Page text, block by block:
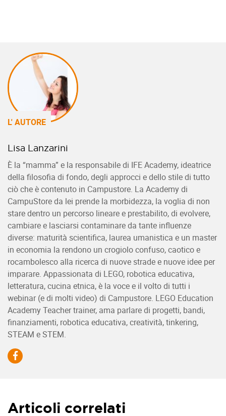
L' AUTORE
Lisa Lanzarini
È la “mamma” e la responsabile di IFE Academy, ideatrice
della filosofia di fondo, degli approcci e dello stile di tutto
ciò che è contenuto in Campustore. La Academy di
CampuStore da lei prende la morbidezza, la voglia di non
stare dentro un percorso lineare e prestabilito, di evolvere,
cambiare e lasciarsi contaminare da tante influenze
diverse: maturità scientifica, laurea umanistica e un master
in economia la rendono un crogiolo confuso, caotico e
rocambolesco alla ricerca di nuove strade e nuove idee per
imparare. Appassionata di LEGO, robotica educativa,
letteratura, cucina etnica, è la voce e il volto di tutti i
webinar (e di molti video) di Campustore. LEGO Education
Academy Teacher trainer, ama parlare di progetti, bandi,
finanziamenti, robotica educativa, creatività, tinkering,
STEAM e STEM.
Articoli correlati